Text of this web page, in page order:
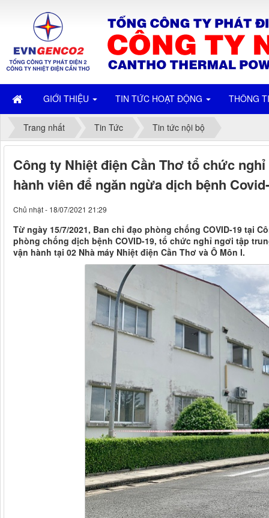
GIỚI THIỆU TIN TỨC HOẠT ĐỘNG THÔNG
Trang nhất Tin Tức Tin tức nội bộ
Công ty Nhiệt điện Cần Thơ tổ chức
hành viên để ngăn ngừa dịch bệnh
Chủ nhật - 18/07/2021 21:29
Từ ngày 15/7/2021, Ban chỉ đạo phòng chống COVID-19 tại
phòng chống dịch bệnh COVID-19, tổ chức nghỉ ngơi tập
vận hành tại 02 Nhà máy Nhiệt điện Cần Thơ và Ô Môn I.